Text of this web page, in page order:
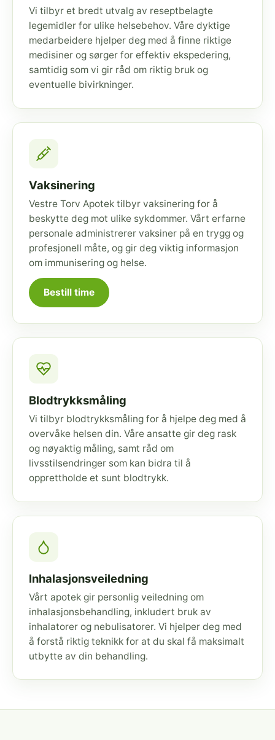
Vi tilbyr et bredt utvalg av reseptbelagte
legemidler for ulike helsebehov. Våre dyktige
medarbeidere hjelper deg med å finne riktige
medisiner og sørger for effektiv ekspedering,
samtidig som vi gir råd om riktig bruk og
eventuelle bivirkninger.
Vaksinering
Vestre Torv Apotek tilbyr vaksinering for å
beskytte deg mot ulike sykdommer. Vårt erfarne
personale administrerer vaksiner på en trygg og
profesjonell måte, og gir deg viktig informasjon
om immunisering og helse.
Bestill time
Blodtrykksmåling
Vi tilbyr blodtrykksmåling for å hjelpe deg med å
overvåke helsen din. Våre ansatte gir deg rask
og nøyaktig måling, samt råd om
livsstilsendringer som kan bidra til å
opprettholde et sunt blodtrykk.
Inhalasjonsveiledning
Vårt apotek gir personlig veiledning om
inhalasjonsbehandling, inkludert bruk av
inhalatorer og nebulisatorer. Vi hjelper deg med
å forstå riktig teknikk for at du skal få maksimalt
utbytte av din behandling.